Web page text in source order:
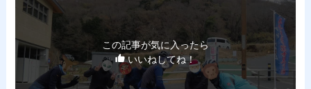
この記事が気に入ったら
いいねしてね！